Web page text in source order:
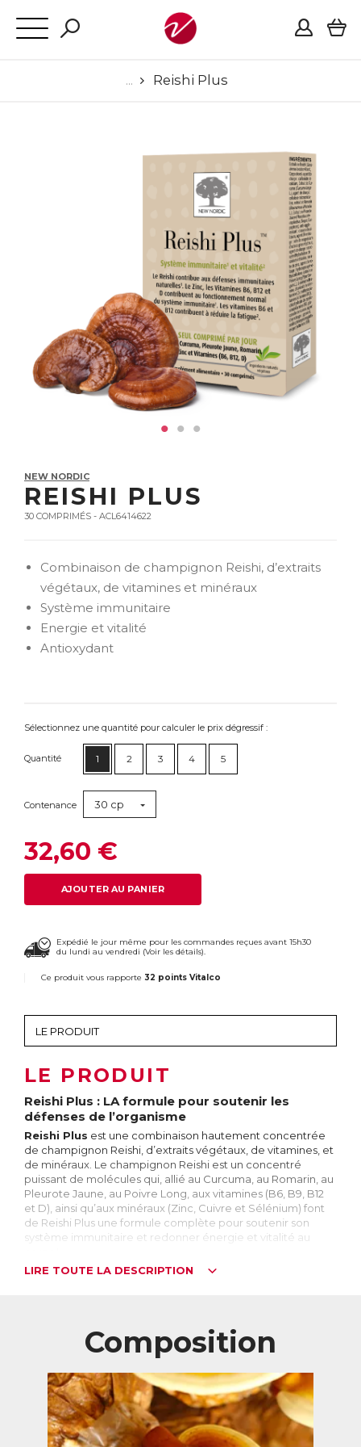
Reishi Plus
NEW NORDIC
REISHI PLUS
30 COMPRIMÉS - ACL6414622
Combinaison de champignon Reishi, d’extraits
végétaux, de vitamines et minéraux
Système immunitaire
Energie et vitalité
Antioxydant
Sélectionnez une quantité pour calculer le prix dégressif :
Quantité 1 2 3 4 5
Contenance 30 cp
32,60 €
AJOUTER AU PANIER
Expédié le jour même pour les commandes reçues avant 15h30
du lundi au vendredi (Voir les détails).
Ce produit vous rapporte 32 points Vitalco
LE PRODUIT
Reishi Plus : LA formule pour soutenir les
défenses de l’organisme
Reishi Plus est une combinaison hautement concentrée
de champignon Reishi, d’extraits végétaux, de vitamines, et
de minéraux. Le champignon Reishi est un concentré
puissant de molécules qui, allié au Curcuma, au Romarin, au
Pleurote Jaune, au Poivre Long, aux vitamines (B6, B9, B12
et D), ainsi qu’aux minéraux (Zinc, Cuivre et Sélénium) font
de Reishi Plus une formule complète pour soutenir son
système immunitaire et redonner énergie et vitalité au
leurs défenses immunitaires ou qui veulent prévenir un
affaiblissement de celui-ci.
Reishi : un éventail de bénéfices
Grace à ses nombreux bienfaits pour la santé, le Reishi aussi
appeléGanoderma Lucidum, ou Lingzhi, figure parmi les
champignons les plus convoités et les plus consommés.
LIRE TOUTE LA DESCRIPTION
Composition